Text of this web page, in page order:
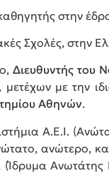
στην
Σχολές, στην
Διευθυντής του
μετέχων με την
Αθηνών.
Α.Ε.Ι.
ανώτερο,
(Ίδρυμα